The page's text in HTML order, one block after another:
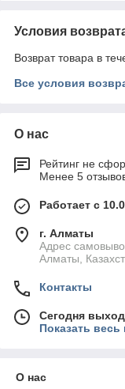
Условия
Возврат товара в
Все условия
О нас
Рейтинг не
Менее 5
Работает с
г. Алматы
Адрес
Алматы,
Контакты
Сегодня
Показать
О нас